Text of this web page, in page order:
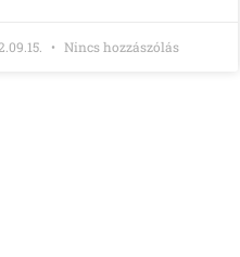
Nincs hozzászólás